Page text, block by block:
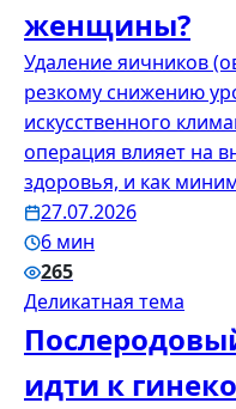
женщины?
Удаление яичников
резкому снижению
искусственного
операция влияет на
здоровья, и как
27.07.2026
6 мин
265
Деликатная тема
идти к